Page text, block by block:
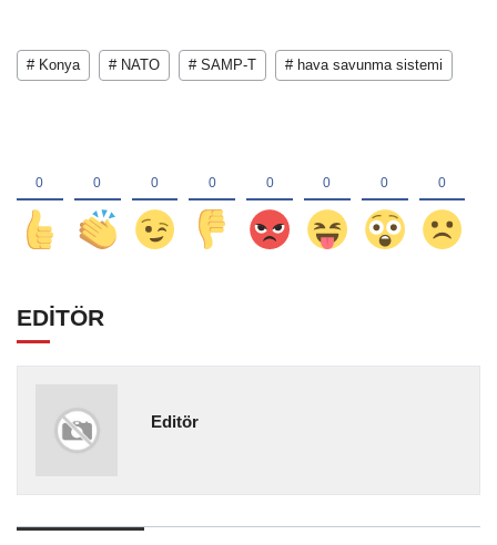
# Konya # NATO # SAMP-T # hava savunma sistemi
EDİTÖR
Editör